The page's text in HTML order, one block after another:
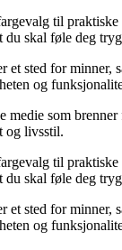
til
skal føle deg
sted for
og
som
og livsstil.
til
skal føle deg
sted for
og